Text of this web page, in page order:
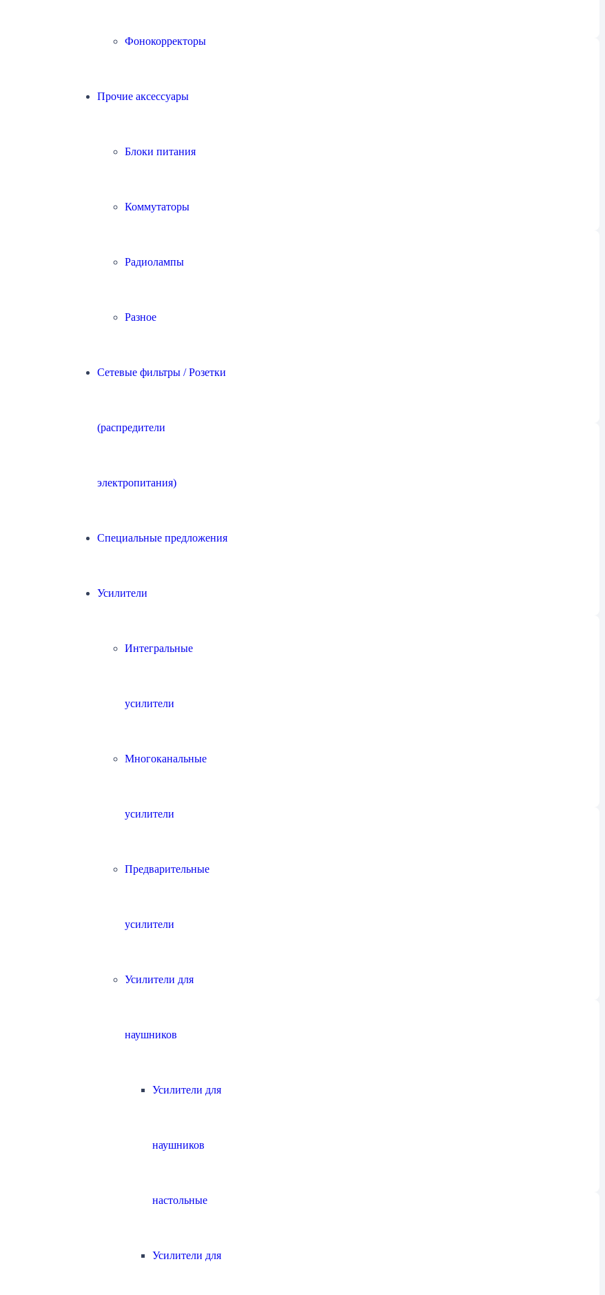
Фонокорректоры
Прочие аксессуары
Блоки питания
Коммутаторы
Радиолампы
Разное
Сетевые фильтры / Розетки
(распредители
электропитания)
Специальные предложения
Усилители
Интегральные
усилители
Многоканальные
усилители
Предварительные
усилители
Усилители для
наушников
Усилители для
наушников
настольные
Усилители для